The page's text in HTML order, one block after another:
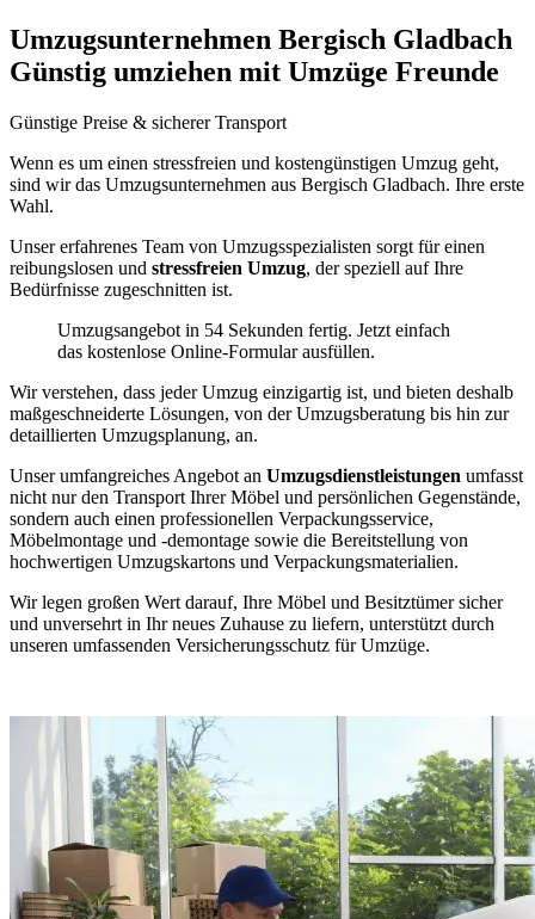
Umzugsunternehmen Bergisch Gladbach
Günstig umziehen mit Umzüge Freunde
Günstige Preise & sicherer Transport
Wenn es um einen stressfreien und kostengünstigen Umzug geht,
sind wir das Umzugsunternehmen aus Bergisch Gladbach. Ihre erste
Wahl.
Unser erfahrenes Team von Umzugsspezialisten sorgt für einen
reibungslosen und stressfreien Umzug, der speziell auf Ihre
Bedürfnisse zugeschnitten ist.
Umzugsangebot in 54 Sekunden fertig. Jetzt einfach
das kostenlose Online-Formular ausfüllen.
Wir verstehen, dass jeder Umzug einzigartig ist, und bieten deshalb
maßgeschneiderte Lösungen, von der Umzugsberatung bis hin zur
detaillierten Umzugsplanung, an.
Unser umfangreiches Angebot an Umzugsdienstleistungen umfasst
nicht nur den Transport Ihrer Möbel und persönlichen Gegenstände,
sondern auch einen professionellen Verpackungsservice,
Möbelmontage und -demontage sowie die Bereitstellung von
hochwertigen Umzugskartons und Verpackungsmaterialien.
Wir legen großen Wert darauf, Ihre Möbel und Besitztümer sicher
und unversehrt in Ihr neues Zuhause zu liefern, unterstützt durch
unseren umfassenden Versicherungsschutz für Umzüge.